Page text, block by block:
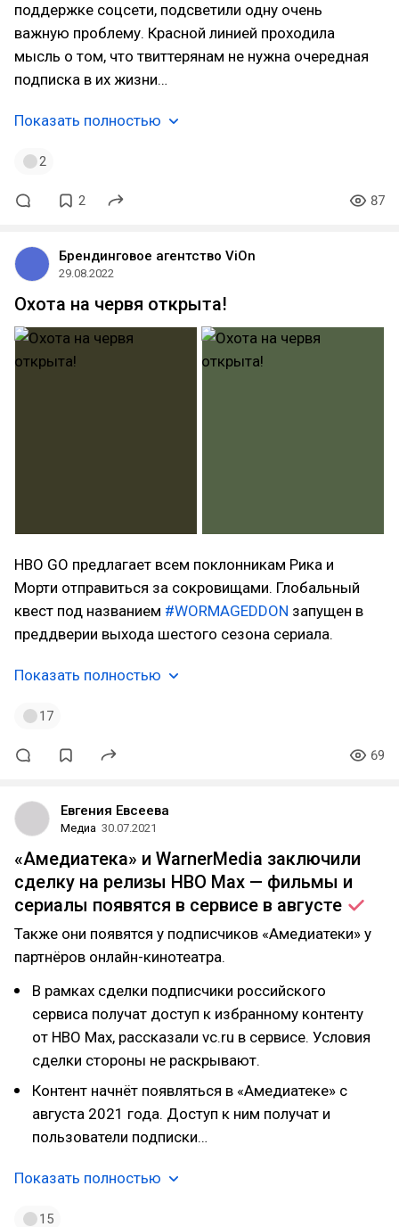
поддержке соцсети, подсветили одну очень
важную проблему. Красной линией проходила
мысль о том, что твиттерянам не нужна очередная
подписка в их жизни…
Показать полностью
2
2 87
Брендинговое агентство ViOn
29.08.2022
Охота на червя открыта!
HBO GO предлагает всем поклонникам Рика и
Морти отправиться за сокровищами. Глобальный
квест под названием #WORMAGEDDON запущен в
преддверии выхода шестого сезона сериала.
Показать полностью
17
69
Евгения Евсеева
Медиа 30.07.2021
«Амедиатека» и WarnerMedia заключили
сделку на релизы HBO Max — фильмы и
сериалы появятся в сервисе в августе
Также они появятся у подписчиков «Амедиатеки» у
партнёров онлайн-кинотеатра.
В рамках сделки подписчики российского
сервиса получат доступ к избранному контенту
от HBO Max, рассказали vc.ru в сервисе. Условия
сделки стороны не раскрывают.
Контент начнёт появляться в «Амедиатеке» с
августа 2021 года. Доступ к ним получат и
пользователи подписки…
Показать полностью
15